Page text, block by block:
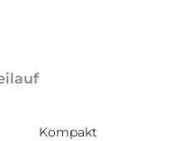
Kompakt